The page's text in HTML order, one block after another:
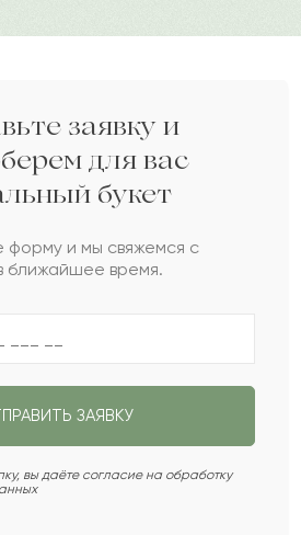
2022-08-05
2022-06-10
2022-06-09
заявку и
для вас
букет
форму и мы свяжемся с
ближайшее время.
ЗАЯВКУ
вы даёте согласие на обработку